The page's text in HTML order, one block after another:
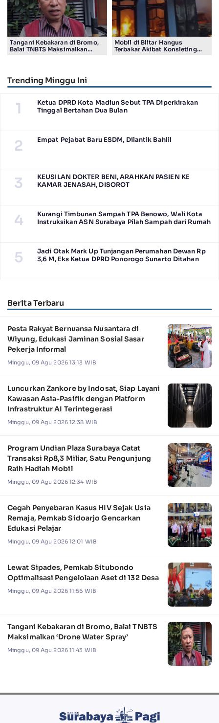
Tangani Kebakaran di Bromo,
Balai TNBTS Maksimalkan
Mobil di Blitar Hangus
Terbakar Akibat Konsleting
Trending Minggu Ini
1
Ketua DPRD Kota Madiun Sebut TPA Diperkirakan
Tinggal Bertahan Dua Bulan
2 Empat Pejabat Baru ESDM, Dilantik Bahlil
3
KEUSILAN DOKTER BENI, ARAHKAN PASIEN KE
KAMAR JENASAH, DISOROT
4
Kurangi Timbunan Sampah TPA Benowo, Wali Kota
Instruksikan ASN Surabaya Pilah Sampah dari Rumah
5
Jadi Otak Mark Up Tunjangan Perumahan Dewan Rp
3,6 M, Eks Ketua DPRD Ponorogo Sunarto Ditahan
Berita Terbaru
Pesta Rakyat Bernuansa Nusantara di
Wiyung, Edukasi Jaminan Sosial Sasar
Pekerja Informal
Minggu, 09 Agu 2026 13:13 WIB
Luncurkan Zankore by Indosat, Siap Layani
Kawasan Asia-Pasifik dengan Platform
Infrastruktur AI Terintegerasi
Minggu, 09 Agu 2026 12:38 WIB
Program Undian Plaza Surabaya Catat
Transaksi Rp8,3 Miliar, Satu Pengunjung
Raih Hadiah Mobil
Minggu, 09 Agu 2026 12:34 WIB
Cegah Penyebaran Kasus HIV Sejak Usia
Remaja, Pemkab Sidoarjo Gencarkan
Edukasi Pelajar
Minggu, 09 Agu 2026 12:01 WIB
Lewat Sipades, Pemkab Situbondo
Optimalisasi Pengelolaan Aset di 132 Desa
Minggu, 09 Agu 2026 11:56 WIB
Tangani Kebakaran di Bromo, Balai TNBTS
Maksimalkan ‘Drone Water Spray’
Minggu, 09 Agu 2026 11:43 WIB